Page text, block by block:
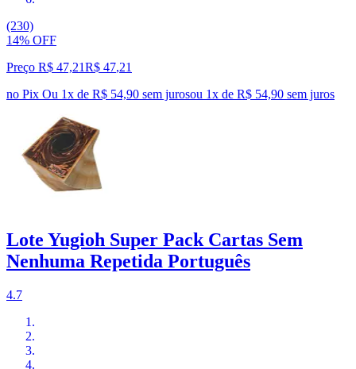
(230)
14% OFF
Preço R$ 47,21R$ 47,21
no Pix Ou 1x de R$ 54,90 sem jurosou 1x de R$ 54,90 sem juros
Lote Yugioh Super Pack Cartas Sem
Nenhuma Repetida Português
4.7